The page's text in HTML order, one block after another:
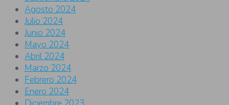
Agosto 2024
Julio 2024
Junio 2024
Mayo 2024
Abril 2024
Marzo 2024
Febrero 2024
Enero 2024